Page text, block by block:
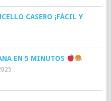
CASERO ¡FÁCIL Y
EN 5 MINUTOS